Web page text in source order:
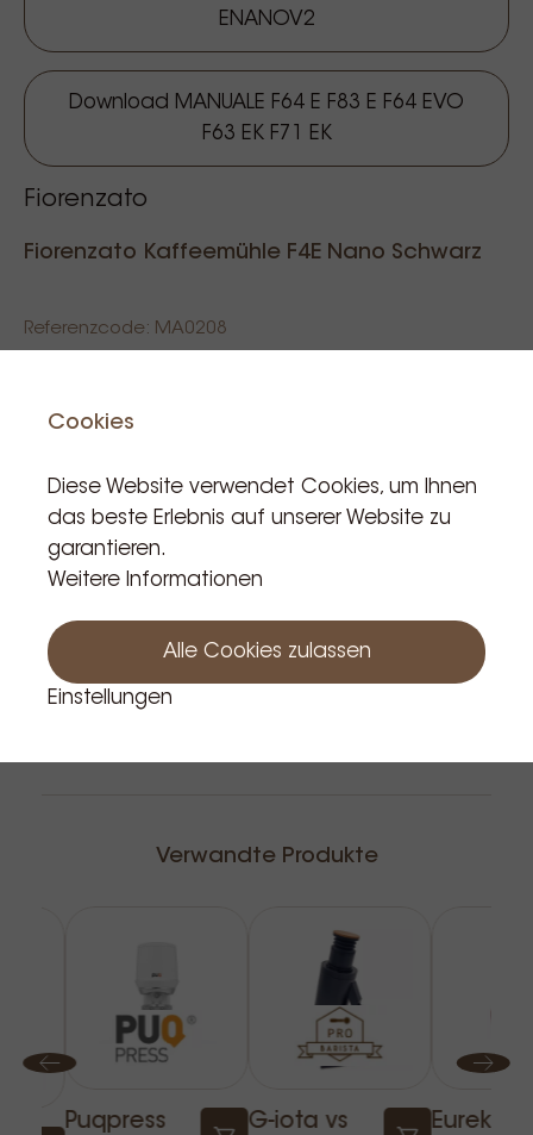
Art der verwendung: Haushalt oder
ENANOV2
Download MANUALE F64 E F83 E F64 EVO
F63 EK F71 EK
Fiorenzato
Fiorenzato Kaffeemühle F4E Nano Schwarz
Referenzcode: MA0208
590,00 €
Produkt ist auf Lager: 7
In den Warenkorb
Verwandte Produkte
Puqpress
G-iota vs
Eureka
Cookies
Diese Website verwendet Cookies, um Ihnen
das beste Erlebnis auf unserer Website zu
garantieren.
Weitere Informationen
Alle Cookies zulassen
Einstellungen